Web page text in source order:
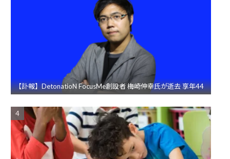
【訃報】DetonatioN FocusMe創設者 梅崎伸幸氏が逝去 享年44